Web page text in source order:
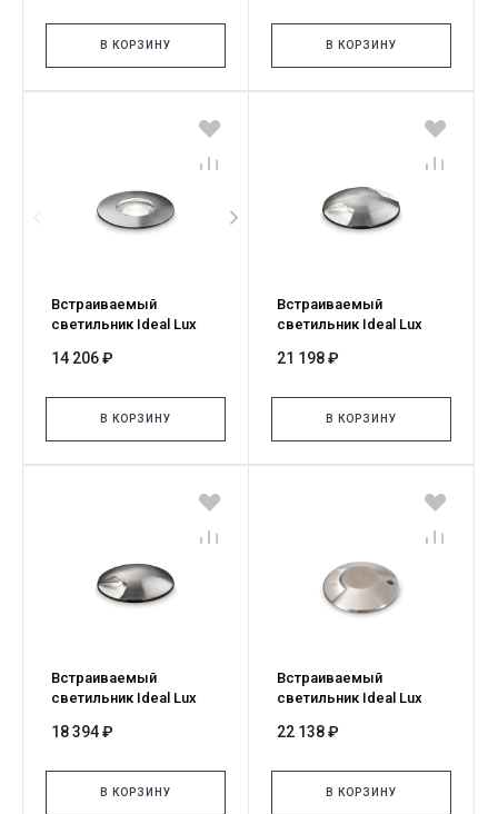
В КОРЗИНУ В КОРЗИНУ
Встраиваемый
светильник Ideal Lux
212647
14 206 ₽
В КОРЗИНУ
Встраиваемый
светильник Ideal Lux
222837
21 198 ₽
В КОРЗИНУ
Встраиваемый
светильник Ideal Lux
222820
18 394 ₽
В КОРЗИНУ
Встраиваемый
светильник Ideal Lux
122014
22 138 ₽
В КОРЗИНУ